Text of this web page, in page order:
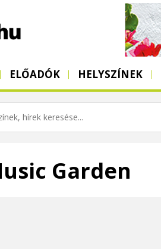
ELŐADÓK HELYSZÍNEK
Garden